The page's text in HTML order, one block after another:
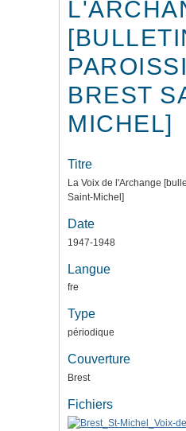
BREST
MICHEL]
Titre
La Voix de l'Archange
Saint-Michel]
Date
1947-1948
Langue
fre
Type
périodique
Couverture
Brest
Fichiers